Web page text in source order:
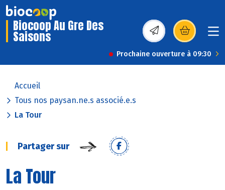
Biocoop Au Gre Des
Saisons (s’ouvre dans une
Prochaine ouverture à 09:30
Accueil
Tous nos paysan.ne.s associé.e.s
La Tour
Partager sur
La Tour